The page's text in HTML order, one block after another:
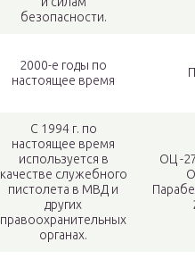
безопасности.
2000-е годы по
настоящее время
С 1994 г. по
настоящее время
используется в
качестве служебного
пистолета в МВД и
других
правоохранительных
органах.
ОЦ -